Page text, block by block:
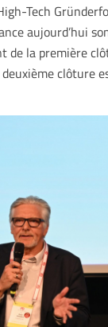
Tech
aujourd’hui
de la première
clôture